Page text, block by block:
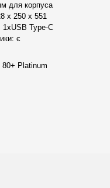
високу
об’єм даних постійно
H12SSL-i
для корпуса
x 250 x 551
Type-C
є
Platinum